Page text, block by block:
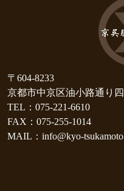
〒604-8233
京都市中京区油小路通り
TEL：075-221-6610
FAX：075-255-1014
MAIL：info@kyo-